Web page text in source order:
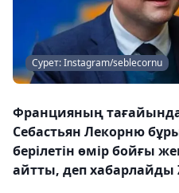
Сурет: Instagram/seblecornu
Францияның
Себастьян Лекорню
берілетін өмір бойғы
айтты, деп хабарлайды